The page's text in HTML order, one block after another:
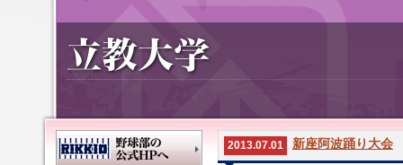
2013.07.01 新座阿波踊り大会